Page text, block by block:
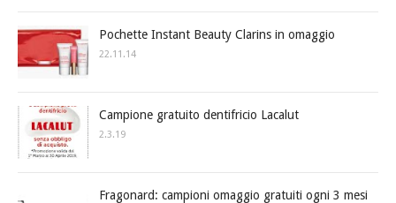
Pochette Instant Beauty Clarins in omaggio
22.11.14
Campione gratuito dentifricio Lacalut
2.3.19
Fragonard: campioni omaggio gratuiti ogni 3 mesi